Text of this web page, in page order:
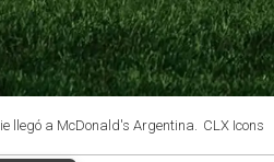
llegó a McDonald's Argentina. CLX Icons